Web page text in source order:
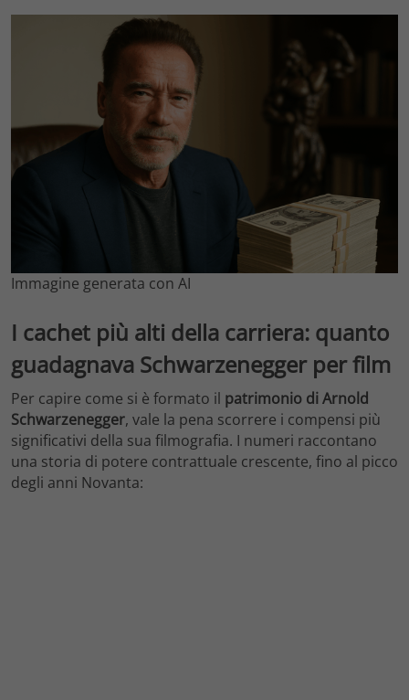
Immagine generata con AI
I cachet più alti della carriera: quanto
guadagnava Schwarzenegger per film
Per capire come si è formato il patrimonio di Arnold
Schwarzenegger, vale la pena scorrere i compensi più
significativi della sua filmografia. I numeri raccontano
una storia di potere contrattuale crescente, fino al picco
degli anni Novanta: